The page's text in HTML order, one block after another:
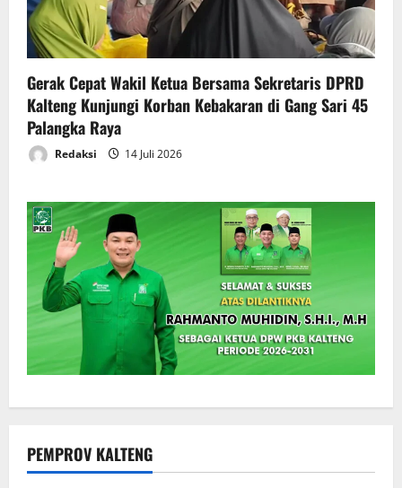
Gerak Cepat Wakil Ketua Bersama Sekretaris DPRD
Kalteng Kunjungi Korban Kebakaran di Gang Sari 45
Palangka Raya
Redaksi 14 Juli 2026
PEMPROV KALTENG